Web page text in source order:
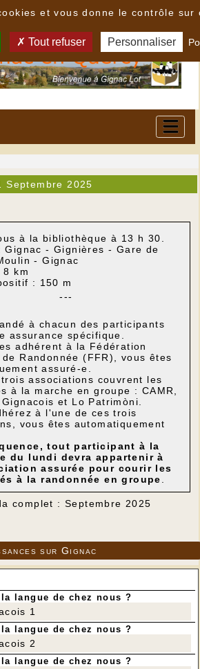
Septembre 2025
à la bibliothèque à 13 h 30.
Gignac - Gignières - Gare de
- Gignac
8 km
: 150 m
---
à chacun des participants
assurance spécifique.
adhérent à la Fédération
Randonnée (FFR), vous êtes
assuré-e.
associations couvrent les
à la marche en groupe : CAMR,
et Lo Patrimòni.
à l'une de ces trois
vous êtes automatiquement
tout participant à la
du lundi devra appartenir à
assurée pour courir les
à la randonnée en groupe
complet : Septembre 2025
sur Gignac
langue de chez nous ?
1
langue de chez nous ?
2
langue de chez nous ?
et vous donne le contrôle sur
Tout refuser Personnaliser